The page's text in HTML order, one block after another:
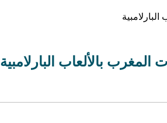
بالألعاب البارلامبية